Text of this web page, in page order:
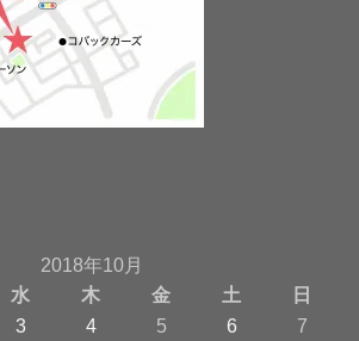
2018年10月
水 木 金 土
日
3 4 5 6
7